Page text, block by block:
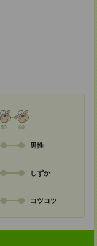
50 60
男性
しずか
コツコツ